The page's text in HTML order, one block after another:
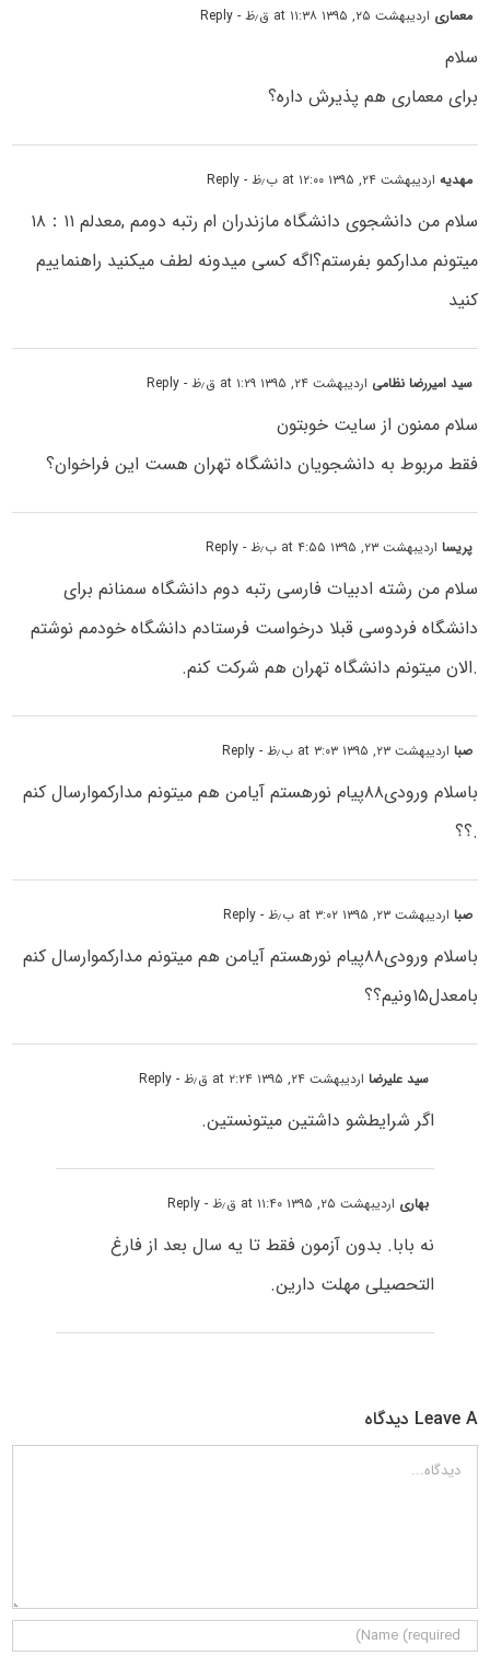
معماری اردیبهشت ۲۵, ۱۳۹۵ at ۱۱:۳۸ ق٫ظ - Reply
سلام
برای معماری هم پذیرش داره؟
مهدیهاردیبهشت ۲۴, ۱۳۹۵ at ۱۲:۰۰ ب٫ظ - Reply
سلام من دانشجوی دانشگاه مازندران ام رتبه دومم ,معدلم ۱۸：۱۱
میتونم مدارکمو بفرستم؟اگه کسی میدونه لطف میکنید راهنماییم
کنید
سید امیررضا نظامی اردیبهشت ۲۴, ۱۳۹۵ at ۱:۲۹ ق٫ظ - Reply
سلام ممنون از سایت خوبتون
فقط مربوط به دانشجویان دانشگاه تهران هست این فراخوان؟
پریسااردیبهشت ۲۳, ۱۳۹۵ at ۴:۵۵ ب٫ظ - Reply
سلام من رشته ادبیات فارسی رتبه دوم دانشگاه سمنانم برای
دانشگاه فردوسی قبلا درخواست فرستادم دانشگاه خودمم نوشتم
.الان میتونم دانشگاه تهران هم شرکت کنم.
صبااردیبهشت ۲۳, ۱۳۹۵ at ۳:۰۳ ب٫ظ - Reply
باسلام ورودی۸۸پیام نورهستم آیامن هم میتونم مدارکموارسال کنم
.؟؟
صبااردیبهشت ۲۳, ۱۳۹۵ at ۳:۰۲ ب٫ظ - Reply
باسلام ورودی۸۸پیام نورهستم آیامن هم میتونم مدارکموارسال کنم
بامعدل۱۵ونیم؟؟
سید علیرضااردیبهشت ۲۴, ۱۳۹۵ at ۲:۲۴ ق٫ظ - Reply
اگر شرایطشو داشتین میتونستین.
بهاری اردیبهشت ۲۵, ۱۳۹۵ at ۱۱:۴۰ ق٫ظ - Reply
نه بابا. بدون آزمون فقط تا یه سال بعد از فارغ
التحصیلی مهلت دارین.
Leave A دیدگاه
دیدگاه